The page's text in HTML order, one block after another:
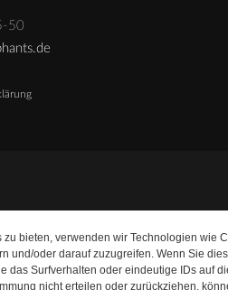
bieten, verwenden wir Technologien wie
und/oder darauf zuzugreifen. Wenn Sie
das Surfverhalten oder eindeutige IDs auf
nicht erteilen oder zurückziehen,
50